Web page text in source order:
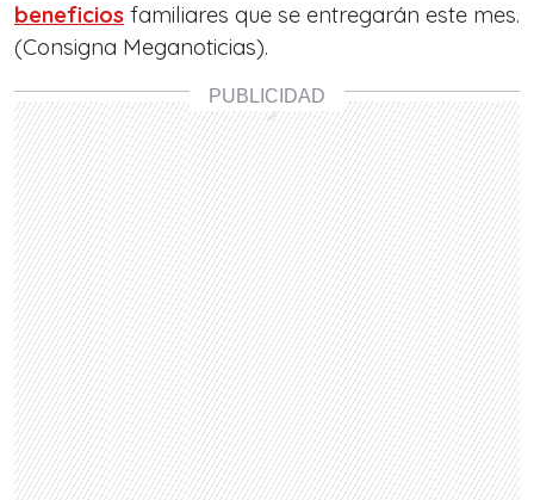
beneficios familiares que se entregarán este mes.
(Consigna Meganoticias).